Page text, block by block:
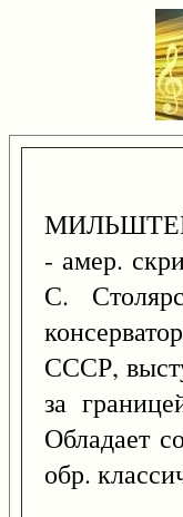
- амер.
С.
СССР,
за
Обладает
обр.